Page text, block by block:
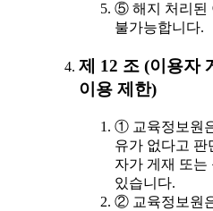
⑤ 해지 처리된
불가능합니다.
제 12 조 (이용자
이용 제한)
① 교육정보원
유가 없다고 판
자가 게재 또는
있습니다.
② 교육정보원